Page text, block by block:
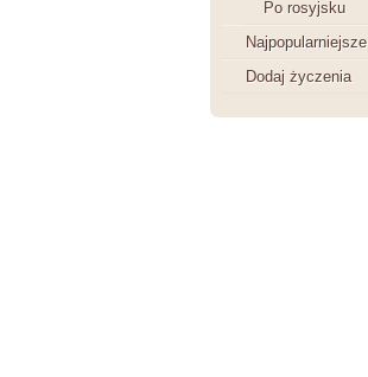
Po rosyjsku
Najpopularniejsze
Dodaj życzenia